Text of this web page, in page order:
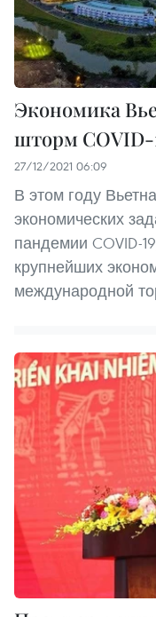
Экономика
шторм COVID-
27/12/2021 06:09
В этом году
экономических
пандемии COVID-
крупнейших
международной